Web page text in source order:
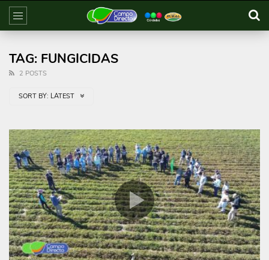
TAG: FUNGICIDAS
2 POSTS
SORT BY: LATEST